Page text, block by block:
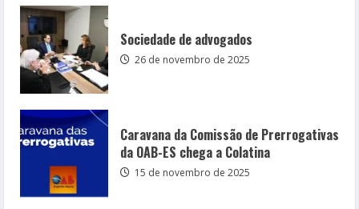
Sociedade de advogados
26 de novembro de 2025
Caravana da Comissão de Prerrogativas
da OAB-ES chega a Colatina
15 de novembro de 2025